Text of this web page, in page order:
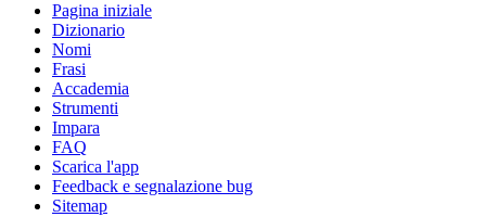
Pagina iniziale
Dizionario
Nomi
Frasi
Accademia
Strumenti
Impara
FAQ
Scarica l'app
Feedback e segnalazione bug
Sitemap